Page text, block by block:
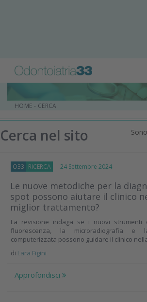
HOME - CERCA
Cerca nel sito
O33 RICERCA 24 Settembre 2024
Le nuove metodiche per la
spot possono aiutare il clinico
miglior trattamento?
La revisione indaga se i nuovi strumenti
fluorescenza, la microradiografia e
computerizzata possono guidare il clinico
di Lara Figini
Approfondisci